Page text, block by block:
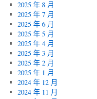
2025 年 8 月
2025 年 7 月
2025 年 6 月
2025 年 5 月
2025 年 4 月
2025 年 3 月
2025 年 2 月
2025 年 1 月
2024 年 12 月
2024 年 11 月